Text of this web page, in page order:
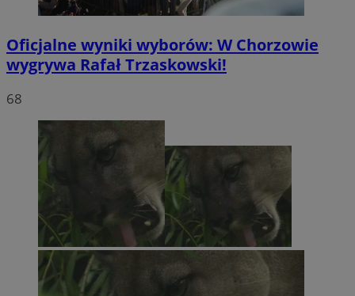
Oficjalne wyniki wyborów: W Chorzowie
wygrywa Rafał Trzaskowski!
68